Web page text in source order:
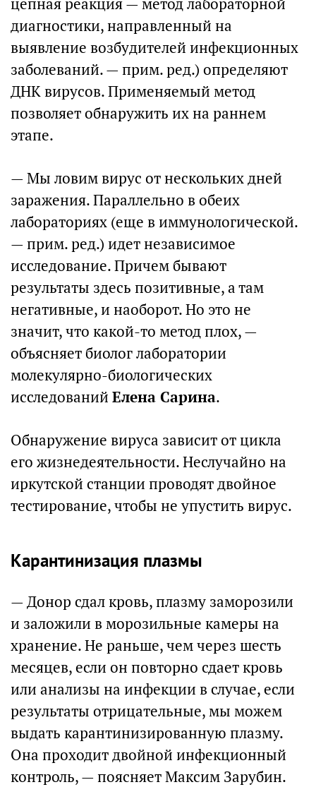
цепная реакция — метод лабораторной
диагностики, направленный на
выявление возбудителей инфекционных
заболеваний. — прим. ред.) определяют
ДНК вирусов. Применяемый метод
позволяет обнаружить их на раннем
этапе.
— Мы ловим вирус от нескольких дней
заражения. Параллельно в обеих
лабораториях (еще в иммунологической.
— прим. ред.) идет независимое
исследование. Причем бывают
результаты здесь позитивные, а там
негативные, и наоборот. Но это не
значит, что какой-то метод плох, —
объясняет биолог лаборатории
молекулярно-биологических
исследований Елена Сарина.
Обнаружение вируса зависит от цикла
его жизнедеятельности. Неслучайно на
иркутской станции проводят двойное
тестирование, чтобы не упустить вирус.
Карантинизация плазмы
— Донор сдал кровь, плазму заморозили
и заложили в морозильные камеры на
хранение. Не раньше, чем через шесть
месяцев, если он повторно сдает кровь
или анализы на инфекции в случае, если
результаты отрицательные, мы можем
выдать карантинизированную плазму.
Она проходит двойной инфекционный
контроль, — поясняет Максим Зарубин.